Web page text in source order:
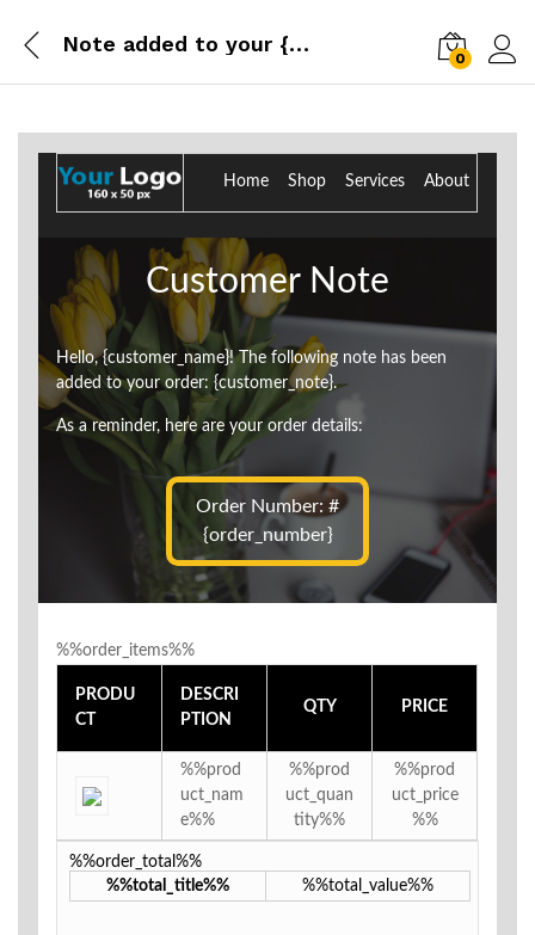
Note added to your {site_title} order from {order_date}
0
Home Shop Services About
Customer Note
Hello, {customer_name}! The following note has been
added to your order: {customer_note}.
As a reminder, here are your order details:
Order Number: #
{order_number}
%%order_items%%
PRODU
CT
DESCRI
PTION
QTY PRICE
%%prod
uct_nam
e%%
%%prod
uct_quan
tity%%
%%prod
uct_price
%%
%%order_total%%
%%total_title%%
%%total_value%%